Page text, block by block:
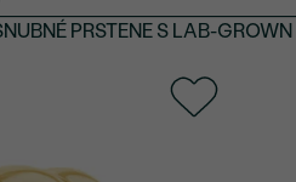
PRSTENE S LAB-